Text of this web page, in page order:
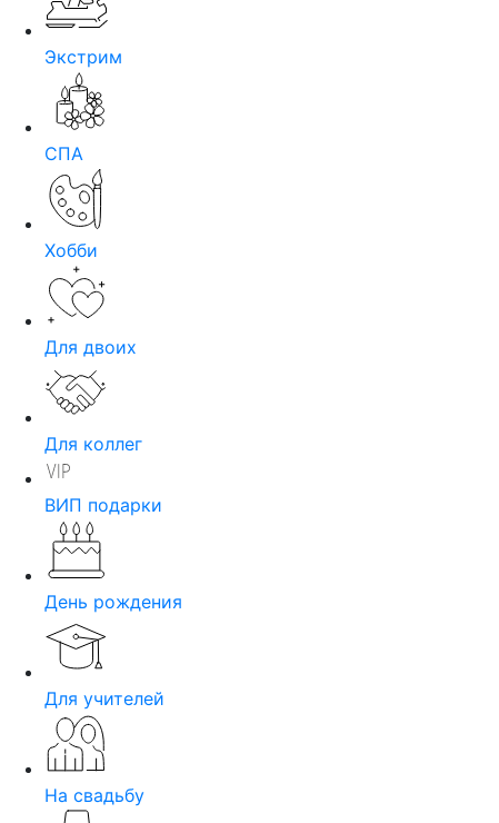
Экстрим
СПА
Хобби
Для двоих
Для коллег
ВИП подарки
День рождения
Для учителей
На свадьбу